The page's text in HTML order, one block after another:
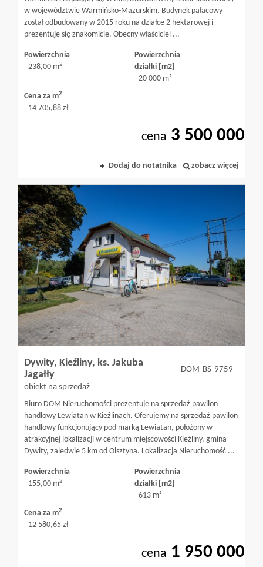
w województwie Warmińsko-Mazurskim. Budynek pałacowy
został odbudowany w 2015 roku na działce 2 hektarowej i
prezentuje się znakomicie. Obecny właściciel ...
Powierzchnia
238,00 m2
Powierzchnia
działki [m2]
20 000 m²
Cena za m2
14 705,88 zł
cena 3 500 000
Dodaj do notatnika zobacz więcej
Dywity, Kieźliny, ks. Jakuba
Jagałły
obiekt na sprzedaż
DOM-BS-9759
Biuro DOM Nieruchomości prezentuje na sprzedaż pawilon
handlowy Lewiatan w Kieźlinach. Oferujemy na sprzedaż pawilon
handlowy funkcjonujący pod marką Lewiatan, położony w
atrakcyjnej lokalizacji w centrum miejscowości Kieźliny, gmina
Dywity, zaledwie 5 km od Olsztyna. Lokalizacja Nieruchomość ...
Powierzchnia
155,00 m2
Powierzchnia
działki [m2]
613 m²
Cena za m2
12 580,65 zł
cena 1 950 000